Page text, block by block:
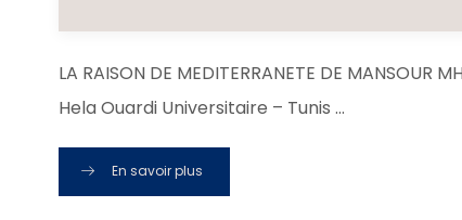
LA RAISON DE MEDITERRANETE DE
Hela Ouardi Universitaire – Tunis ...
En savoir plus